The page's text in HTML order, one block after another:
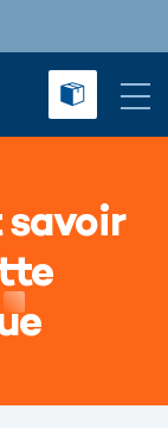
savoir